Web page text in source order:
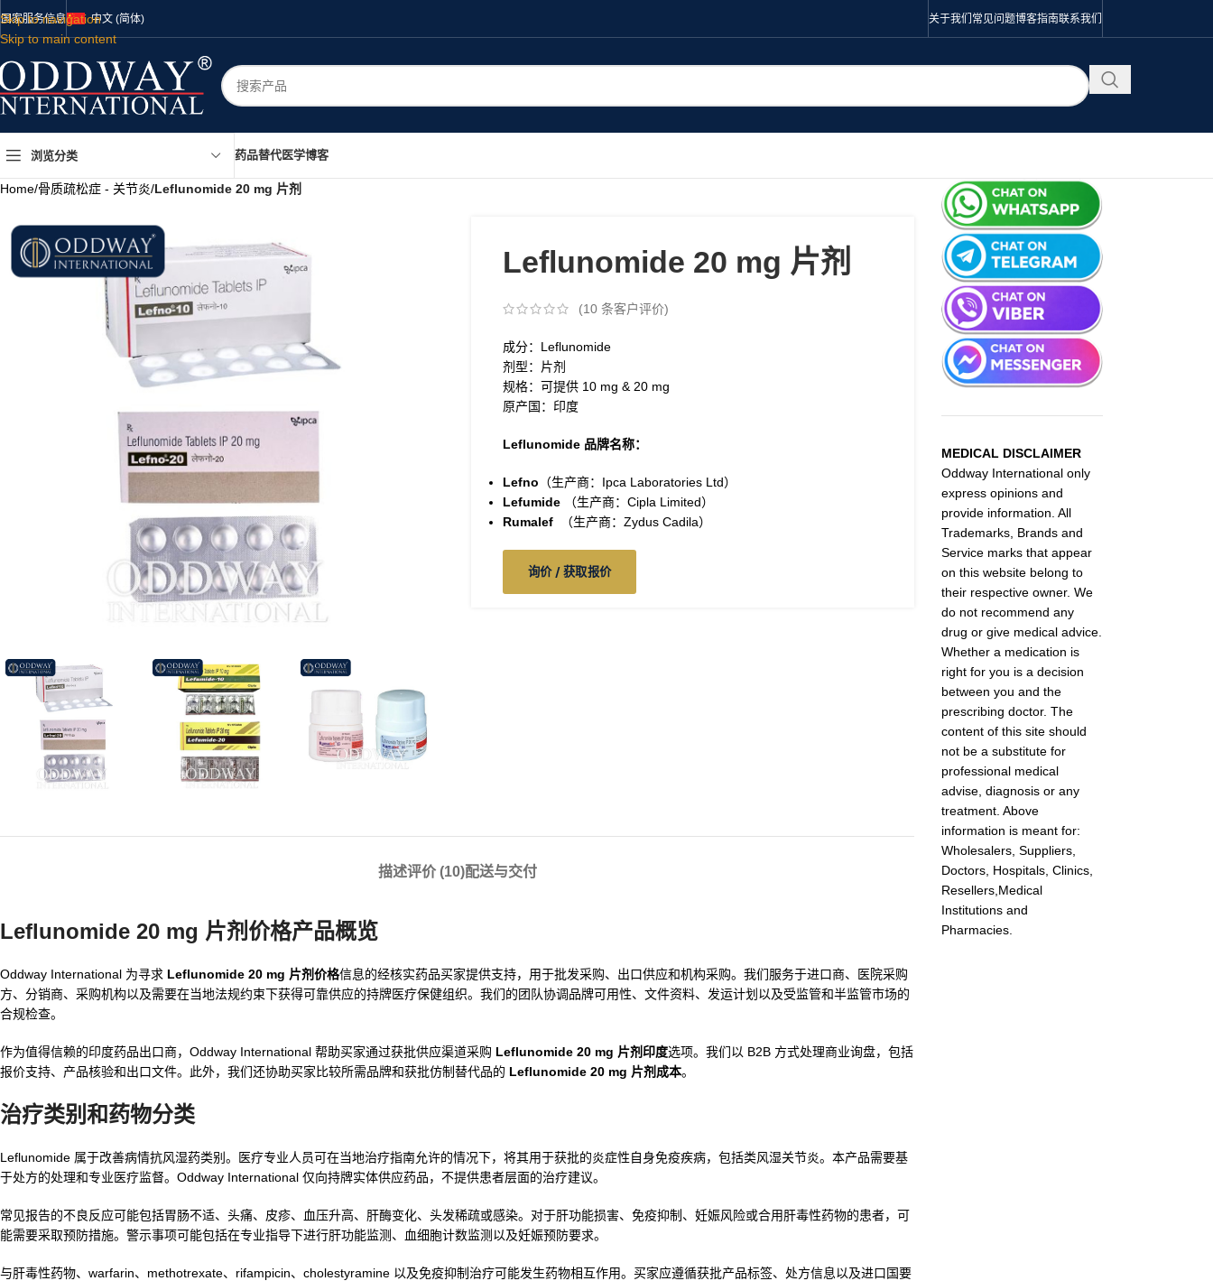
Skip to navigation
Skip to main content
国家服务信息 中文 (简体) 关于我们 常见问题博客指南联系我们
浏览分类 药品替代医学博客
Home/骨质疏松症 - 关节炎/Leflunomide 20 mg 片剂
Leflunomide 20 mg 片剂
(10条客户评价)
成分：Leflunomide
剂型：片剂
规格：可提供 10 mg & 20 mg
原产国：印度
Leflunomide 品牌名称：
Lefno （生产商：Ipca Laboratories Ltd）
Lefumide
（生产商：Cipla Limited）
Rumalef
（生产商：Zydus Cadila）
询价 / 获取报价
描述评价 (10)配送与交付
Leflunomide 20 mg 片剂价格产品概览
Oddway International 为寻求 Leflunomide 20 mg 片剂价格信息的经核实药品买家提供支持，用于批发采购、出口供应和机构采购。我们服务于进口商、医院采购
方、分销商、采购机构以及需要在当地法规约束下获得可靠供应的持牌医疗保健组织。我们的团队协调品牌可用性、文件资料、发运计划以及受监管和半监管市场的
合规检查。
作为值得信赖的印度药品出口商，Oddway International 帮助买家通过获批供应渠道采购 Leflunomide 20 mg 片剂印度选项。我们以 B2B 方式处理商业询盘，包括
报价支持、产品核验和出口文件。此外，我们还协助买家比较所需品牌和获批仿制替代品的 Leflunomide 20 mg 片剂成本。
治疗类别和药物分类
Leflunomide 属于改善病情抗风湿药类别。医疗专业人员可在当地治疗指南允许的情况下，将其用于获批的炎症性自身免疫疾病，包括类风湿关节炎。本产品需要基
于处方的处理和专业医疗监督。Oddway International 仅向持牌实体供应药品，不提供患者层面的治疗建议。
常见报告的不良反应可能包括胃肠不适、头痛、皮疹、血压升高、肝酶变化、头发稀疏或感染。对于肝功能损害、免疫抑制、妊娠风险或合用肝毒性药物的患者，可
能需要采取预防措施。警示事项可能包括在专业指导下进行肝功能监测、血细胞计数监测以及妊娠预防要求。
与肝毒性药物、warfarin、methotrexate、rifampicin、cholestyramine 以及免疫抑制治疗可能发生药物相互作用。买家应遵循获批产品标签、处方信息以及进口国要
MEDICAL DISCLAIMER
Oddway International only
express opinions and
provide information. All
Trademarks, Brands and
Service marks that appear
on this website belong to
their respective owner. We
do not recommend any
drug or give medical advice.
Whether a medication is
right for you is a decision
between you and the
prescribing doctor. The
content of this site should
not be a substitute for
professional medical
advise, diagnosis or any
treatment. Above
information is meant for:
Wholesalers, Suppliers,
Doctors, Hospitals, Clinics,
Resellers,Medical
Institutions and
Pharmacies.